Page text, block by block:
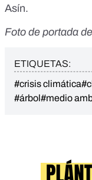
Asín.
Foto de portada de
ETIQUETAS:
#crisis climática
#árbol#medio